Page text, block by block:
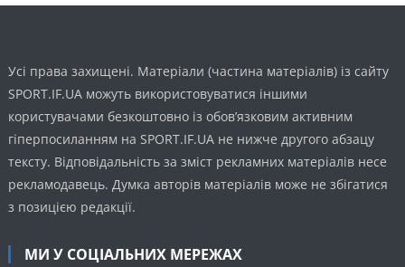
Усі права захищені. Матеріали (частина матеріалів) із сайту
SPORT.IF.UA можуть використовуватися іншими
користувачами безкоштовно із обов’язковим активним
гіперпосиланням на SPORT.IF.UA не нижче другого абзацу
тексту. Відповідальність за зміст рекламних матеріалів несе
рекламодавець. Думка авторів матеріалів може не збігатися
з позицією редакції.
МИ У СОЦІАЛЬНИХ МЕРЕЖАХ